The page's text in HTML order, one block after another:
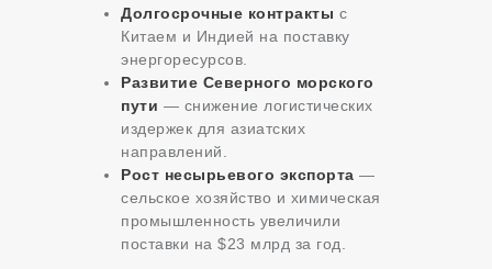
Долгосрочные контракты с
Китаем и Индией на поставку
энергоресурсов.
Развитие Северного морского
пути — снижение логистических
издержек для азиатских
направлений.
Рост несырьевого экспорта —
сельское хозяйство и химическая
промышленность увеличили
поставки на $23 млрд за год.